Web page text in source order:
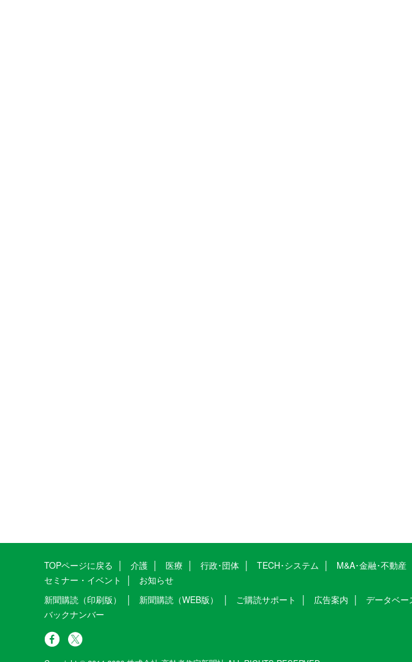
TOPページに戻る 介護 医療 行政･団体 TECH･システム M&A･金融･不動産
セミナー・イベント
お知らせ
新聞購読（印刷版）
新聞購読（WEB版） ご購読サポート 広告案内 データベー
バックナンバー